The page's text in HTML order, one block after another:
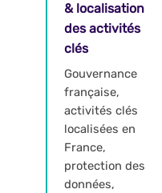
& localisation
des activités
clés
Gouvernance
française,
activités clés
localisées en
France,
protection des
données,